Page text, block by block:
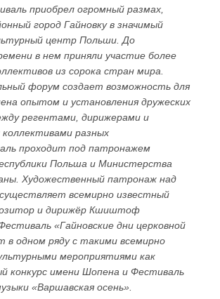
приобрел огромный размах,
город Гайновку в значимый
центр Польши. До
в нем приняли участие более
из сорока стран мира.
форум создает возможность для
опытом и установления дружеских
регентами, дирижерами и
разных
проходит под патронажем
Польша и Министерства
Художественный патронаж над
всемирно известный
и дирижёр Кшиштоф
«Гайновские дни церковной
в одном ряду с такими всемирно
мероприятиями как
конкурс имени Шопена и Фестиваль
«Варшавская осень».